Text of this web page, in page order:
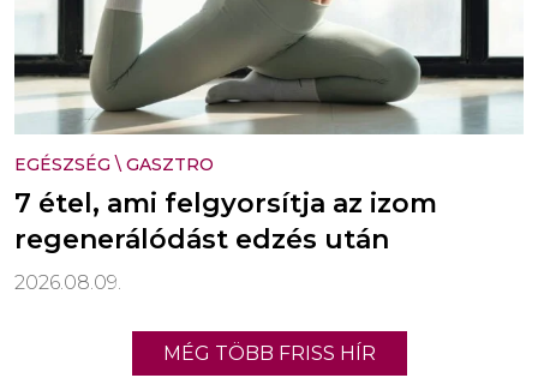
EGÉSZSÉG \ GASZTRO
7 étel, ami felgyorsítja az izom
regenerálódást edzés után
2026.08.09.
MÉG TÖBB FRISS HÍR